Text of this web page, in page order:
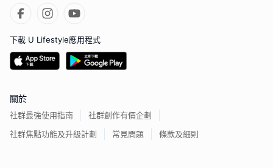
下載 U Lifestyle應用程式
關於
社群最強使用指南
社群創作有價企劃
社群焦點功能及升級計劃
常見問題 條款及細則